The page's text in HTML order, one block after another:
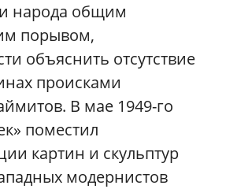
народа общим
порывом,
объяснить отсутствие
происками
В мае 1949-го
поместил
картин и скульптур
модернистов